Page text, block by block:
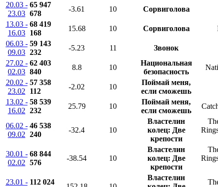
20.03 -
23.03
65 947
678
-3.61 10
Сорвиголова
13.03 -
16.03
68 419
168
15.68 10 Сорвиголова
06.03 -
09.03
59 143
232
-5.23 11
Звонок
27.02 -
02.03
62 403
840
8.8 10
Национальная
безопасность
20.02 -
23.02
57 358
112
-2.02 10
Поймай меня,
если сможешь
13.02 -
16.02
58 539
232
25.79 10
Поймай меня,
если сможешь
06.02 -
09.02
46 538
240
-32.4 10
Властелин
колец: Две
крепости
30.01 -
02.02
68 844
576
-38.54 10
Властелин
колец: Две
крепости
23.01 - 112 024
Властелин